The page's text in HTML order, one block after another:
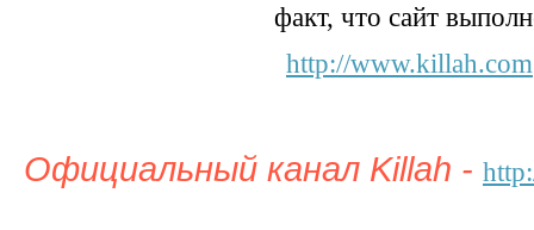
факт, что сайт
http://www.killah.com
Официальный канал Killah -